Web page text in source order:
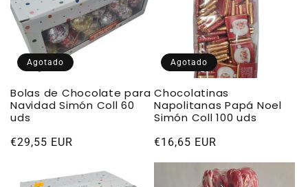
Agotado
Bolas de Chocolate para
Navidad Simón Coll 60
uds
Precio
€29,55 EUR
Agotado
Chocolatinas
Napolitanas Papá Noel
Simón Coll 100 uds
Precio
€16,65 EUR